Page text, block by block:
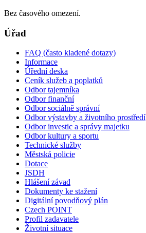
Bez časového omezení.
Úřad
FAQ (často kladené dotazy)
Informace
Úřední deska
Ceník služeb a poplatků
Odbor tajemníka
Odbor finanční
Odbor sociálně správní
Odbor výstavby a životního prostředí
Odbor investic a správy majetku
Odbor kultury a sportu
Technické služby
Městská policie
Dotace
JSDH
Hlášení závad
Dokumenty ke stažení
Digitální povodňový plán
Czech POINT
Profil zadavatele
Životní situace